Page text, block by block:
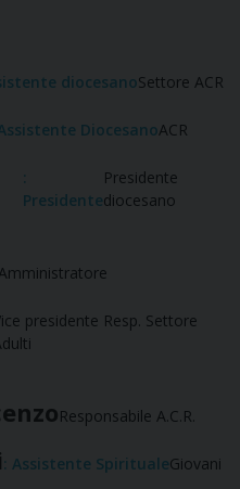
diocesanoSettore ACR
DiocesanoACR
:
Presidente
Presidente
diocesano
presidente Resp. Settore
Responsabile A.C.R.
: Assistente SpiritualeGiovani